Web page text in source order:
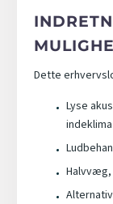
Dette
Lyse
indeklima